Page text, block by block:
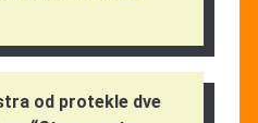
od protekle dve